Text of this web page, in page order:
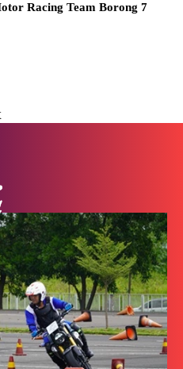
Racing Team Borong 7